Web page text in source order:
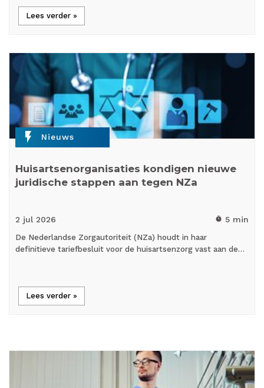
Lees verder »
flash_on Nieuws
Huisartsenorganisaties kondigen nieuwe
juridische stappen aan tegen NZa
2 jul 2026 timer 5 min
De Nederlandse Zorgautoriteit (NZa) houdt in haar
definitieve tariefbesluit voor de huisartsenzorg vast aan de…
Lees verder »